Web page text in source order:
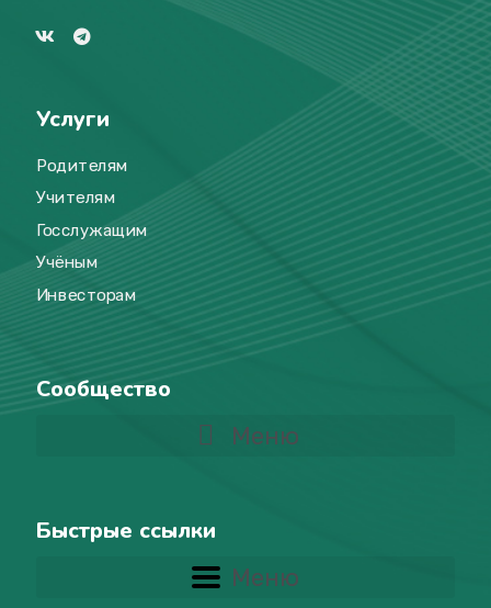
Услуги
Родителям
Учителям
Госслужащим
Учёным
Инвесторам
Сообщество
Меню
Быстрые ссылки
Меню